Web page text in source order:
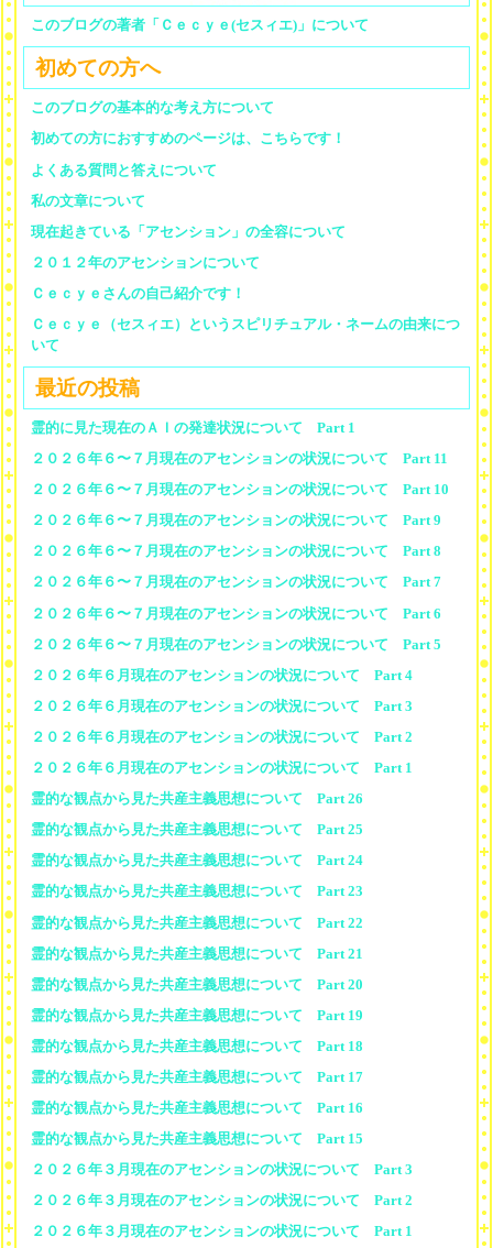
このブログの著者「Ｃｅｃｙｅ(セスィエ)」について
初めての方へ
このブログの基本的な考え方について
初めての方におすすめのページは、こちらです！
よくある質問と答えについて
私の文章について
現在起きている「アセンション」の全容について
２０１２年のアセンションについて
Ｃｅｃｙｅさんの自己紹介です！
Ｃｅｃｙｅ（セスィエ）というスピリチュアル・ネームの由来につ
いて
最近の投稿
霊的に見た現在のＡＩの発達状況について Part 1
２０２６年６〜７月現在のアセンションの状況について Part 11
２０２６年６〜７月現在のアセンションの状況について Part 10
２０２６年６〜７月現在のアセンションの状況について Part 9
２０２６年６〜７月現在のアセンションの状況について Part 8
２０２６年６〜７月現在のアセンションの状況について Part 7
２０２６年６〜７月現在のアセンションの状況について Part 6
２０２６年６〜７月現在のアセンションの状況について Part 5
２０２６年６月現在のアセンションの状況について Part 4
２０２６年６月現在のアセンションの状況について Part 3
２０２６年６月現在のアセンションの状況について Part 2
２０２６年６月現在のアセンションの状況について Part 1
霊的な観点から見た共産主義思想について Part 26
霊的な観点から見た共産主義思想について Part 25
霊的な観点から見た共産主義思想について Part 24
霊的な観点から見た共産主義思想について Part 23
霊的な観点から見た共産主義思想について Part 22
霊的な観点から見た共産主義思想について Part 21
霊的な観点から見た共産主義思想について Part 20
霊的な観点から見た共産主義思想について Part 19
霊的な観点から見た共産主義思想について Part 18
霊的な観点から見た共産主義思想について Part 17
霊的な観点から見た共産主義思想について Part 16
霊的な観点から見た共産主義思想について Part 15
２０２６年３月現在のアセンションの状況について Part 3
２０２６年３月現在のアセンションの状況について Part 2
２０２６年３月現在のアセンションの状況について Part 1